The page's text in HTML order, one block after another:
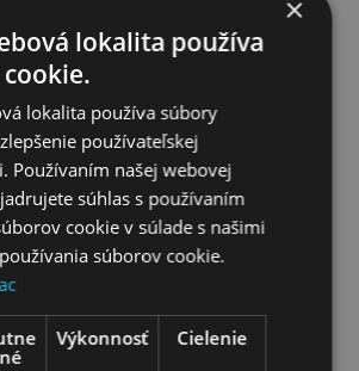
kufre
a kreatívne
a náradie
×
lokalita používa
lokalita používa súbory
používateľskej
Používaním našej webovej
súhlas s používaním
cookie v súlade s našimi
súborov cookie.
Výkonnosť Cielenie